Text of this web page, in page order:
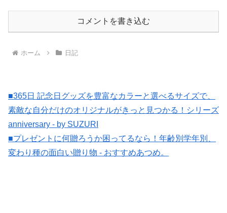
コメントを書き込む
ホーム 日記
■365日 記念日グッズを豊富なカラーと選べるサイズで、
素敵な自分だけのオリジナルがきっと見つかる！シリーズ
anniversary - by SUZURI
■プレゼントに何贈ろうか困ってるなら！年齢別学年別、
変わり種の面白い贈り物 - おすすめあつめ。